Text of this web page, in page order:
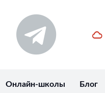
Онлайн-школы Блог